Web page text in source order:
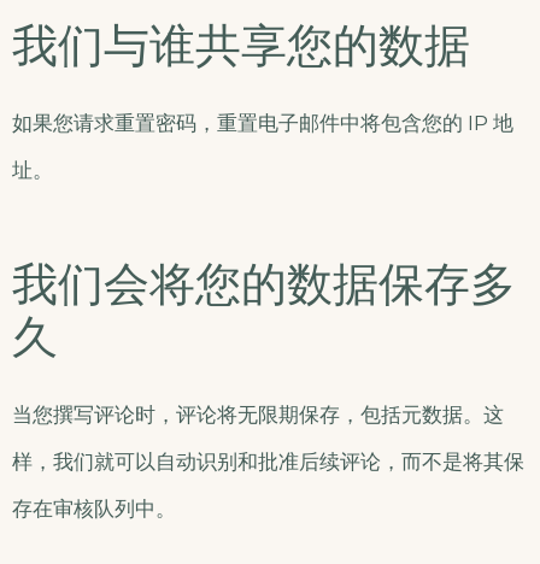
我们与谁共享您的数据
如果您请求重置密码，重置电子邮件中将包含您的 IP 地
址。
我们会将您的数据保存多
久
当您撰写评论时，评论将无限期保存，包括元数据。这
样，我们就可以自动识别和批准后续评论，而不是将其保
存在审核队列中。